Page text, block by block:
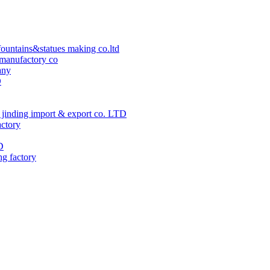
making co.ltd
co
jinding import & export co. LTD
factory